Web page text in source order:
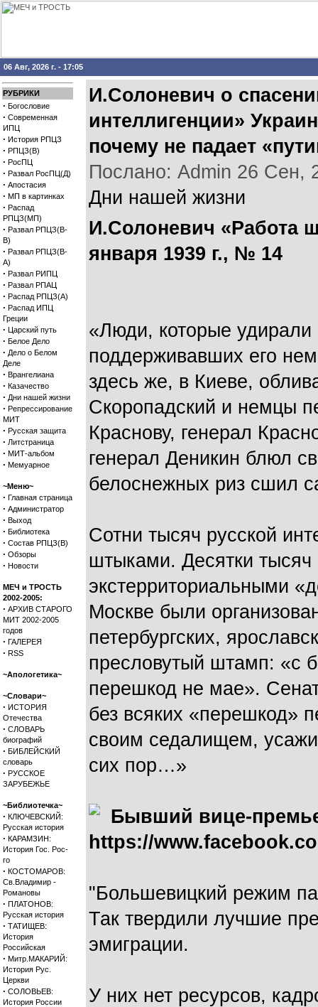
06 Авг, 2026 г. - 17:05
РУБРИКИ
· Богословие
· Современная
ИПЦ
· История РПЦЗ
· РПЦЗ(В)
· РосПЦ
· Развал РосПЦ(Д)
· Апостасия
· МП в картинках
· Распад
РПЦЗ(МП)
· Развал РПЦЗ(В-
В)
· Развал РПЦЗ(В-
А)
· Развал РИПЦ
· Развал РПАЦ
· Распад РПЦЗ(А)
· Распад ИПЦ
Греции
· Царский путь
· Белое Дело
· Дело о Белом
Деле
· Врангелиана
· Казачество
· Дни нашей жизни
· Репрессирование
МИТ
· Русская защита
· Литстраница
· МИТ-альбом
· Мемуарное
~Меню~
· Главная страница
· Администратор
· Выход
· Библиотека
· Состав РПЦЗ(В)
· Обзоры
· Новости
МЕЧ и ТРОСТЬ
2002-2005:
· АРХИВ СТАРОГО
МИТ 2002-2005
годов
· ГАЛЕРЕЯ
· RSS
~Апологетика~
~Словари~
· ИСТОРИЯ
Отечества
· СЛОВАРЬ
биографий
· БИБЛЕЙСКИЙ
словарь
· РУССКОЕ
ЗАРУБЕЖЬЕ
~Библиотечка~
· КЛЮЧЕВСКИЙ:
Русская история
· КАРАМЗИН:
История Гос. Рос-
го
· КОСТОМАРОВ:
Св.Владимир -
Романовы
· ПЛАТОНОВ:
Русская история
· ТАТИЩЕВ:
История
Российская
· Митр.МАКАРИЙ:
История Рус.
Церкви
· СОЛОВЬЕВ:
История России
И.Солоневич о
интеллигенции»
почему не падает
Послано: Admin 26 Сен,
Дни нашей жизни
И.Солоневич «Работа
января 1939 г., № 14
«Люди, которые удирали
поддерживавших его
здесь же, в Киеве,
Скоропадский и немцы
Краснову, генерал
генерал Деникин блюл
белоснежных риз сшил
Сотни тысяч русской
штыками. Десятки
экстерриториальными
Москве были
петербургских,
пресловутый штамп: «с
перешкод не мае».
без всяких «перешкод»
своим седалищем,
сих пор…»
Бывший вице-
https://
"Большевицкий режим
Так твердили лучшие
эмиграции.
У них нет ресурсов,